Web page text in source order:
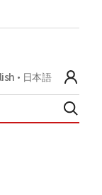
日本語